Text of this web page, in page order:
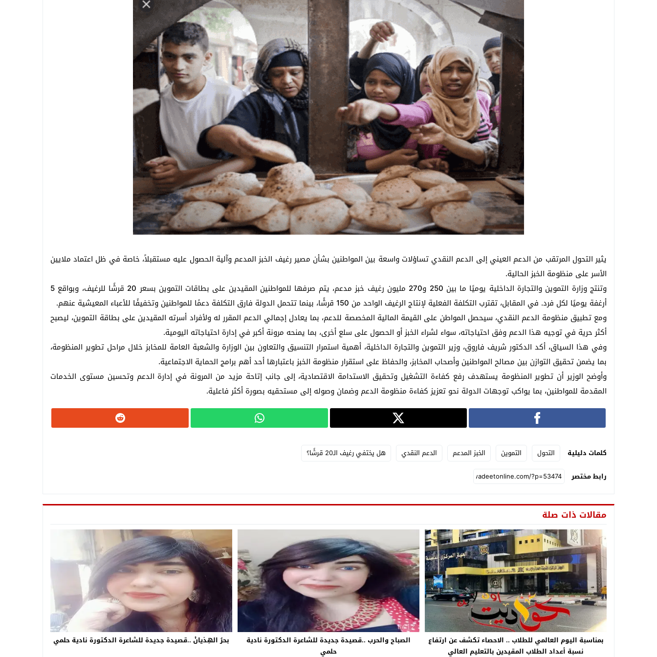
بعد زلزال الفجر .. أول تحرك عاجل من محافظ الجيزة ورسالة طمأنة مهمة للمواطنين
زلزال خليج السويس يهز القاهرة .. انهيار جزئي لعقار في روض الفرج ولجنة هندسية تكشف حجم الأضرار ومعهد الفلك يوضح السبب
بعد زلزال الفجر .. البحوث الفلكية تكشف مفاجأة عن الهزات الارتدادية والهلال الأحمر يعلن الطوارئ
يثير التحول المرتقب من الدعم العيني إلى الدعم النقدي تساؤلات واسعة بين المواطنين بشأن مصير رغيف الخبز المدعم وآلية الحصول عليه مستقبلاً، خاصة في ظل اعتماد ملايين
الأسر على منظومة الخبز الحالية.
وتنتج وزارة التموين والتجارة الداخلية يوميًا ما بين 250 و270 مليون رغيف خبز مدعم، يتم صرفها للمواطنين المقيدين على بطاقات التموين بسعر 20 قرشًا للرغيف، وبواقع 5
أرغفة يوميًا لكل فرد. في المقابل، تقترب التكلفة الفعلية لإنتاج الرغيف الواحد من 150 قرشًا، بينما تتحمل الدولة فارق التكلفة دعمًا للمواطنين وتخفيفًا للأعباء المعيشية عنهم.
ومع تطبيق منظومة الدعم النقدي، سيحصل المواطن على القيمة المالية المخصصة للدعم، بما يعادل إجمالي الدعم المقرر له ولأفراد أسرته المقيدين على بطاقة التموين، ليصبح
أكثر حرية في توجيه هذا الدعم وفق احتياجاته، سواء لشراء الخبز أو الحصول على سلع أخرى، بما يمنحه مرونة أكبر في إدارة احتياجاته اليومية.
وفي هذا السياق، أكد الدكتور شريف فاروق، وزير التموين والتجارة الداخلية، أهمية استمرار التنسيق والتعاون بين الوزارة والشعبة العامة للمخابز خلال مراحل تطوير المنظومة،
بما يضمن تحقيق التوازن بين مصالح المواطنين وأصحاب المخابز، والحفاظ على استقرار منظومة الخبز باعتبارها أحد أهم برامج الحماية الاجتماعية.
وأوضح الوزير أن تطوير المنظومة يستهدف رفع كفاءة التشغيل وتحقيق الاستدامة الاقتصادية، إلى جانب إتاحة مزيد من المرونة في إدارة الدعم وتحسين مستوى الخدمات
المقدمة للمواطنين، بما يواكب توجهات الدولة نحو تعزيز كفاءة منظومة الدعم وضمان وصوله إلى مستحقيه بصورة أكثر فاعلية.
كلمات دليلية التحول التموين الخبز المدعم الدعم النقدي
هل يختفي رغيف الـ20 قرشًا؟
رابط مختصر
مقالات ذات صلة
بمناسبة اليوم العالمي للطلاب .. الاحصاء تكشف عن ارتفاع
نسبة أعداد الطلاب المقيدين بالتعليم العالي
الصباح والحرب ..قصيدة جديدة للشاعرة الدكتورة نادية
حلمي
بحرُ الهِذيانْ ..قصيدة جديدة للشاعرة الدكتورة نادية حلمي